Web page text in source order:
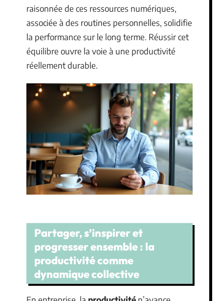
raisonnée de ces ressources numériques,
associée à des routines personnelles, solidifie
la performance sur le long terme. Réussir cet
équilibre ouvre la voie à une productivité
réellement durable.
Partager, s’inspirer et
progresser ensemble : la
productivité comme
dynamique collective